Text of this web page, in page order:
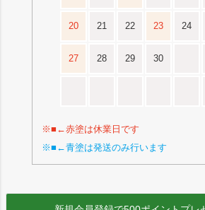
20 21 22 23 24
27 28 29 30
※■←赤塗は休業日です
※■←青塗は発送のみ行います